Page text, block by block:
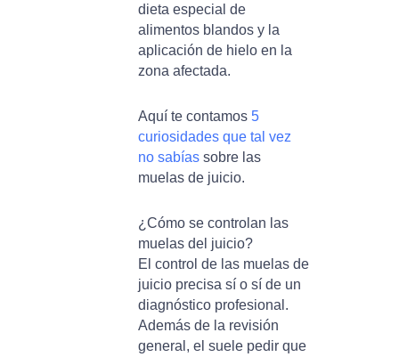
dieta especial de
alimentos blandos y la
aplicación de hielo en la
zona afectada.
Aquí te contamos 5
curiosidades que tal vez
no sabías sobre las
muelas de juicio.
¿Cómo se controlan las
muelas del juicio?
El control de las muelas de
juicio precisa sí o sí de un
diagnóstico profesional.
Además de la revisión
general, el suele pedir que